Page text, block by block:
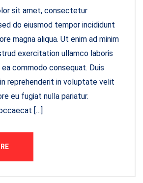
sit amet, consectetur
do eiusmod tempor incididunt
magna aliqua. Ut enim ad minim
exercitation ullamco laboris
commodo consequat. Duis
reprehenderit in voluptate velit
eu fugiat nulla pariatur.
[…]